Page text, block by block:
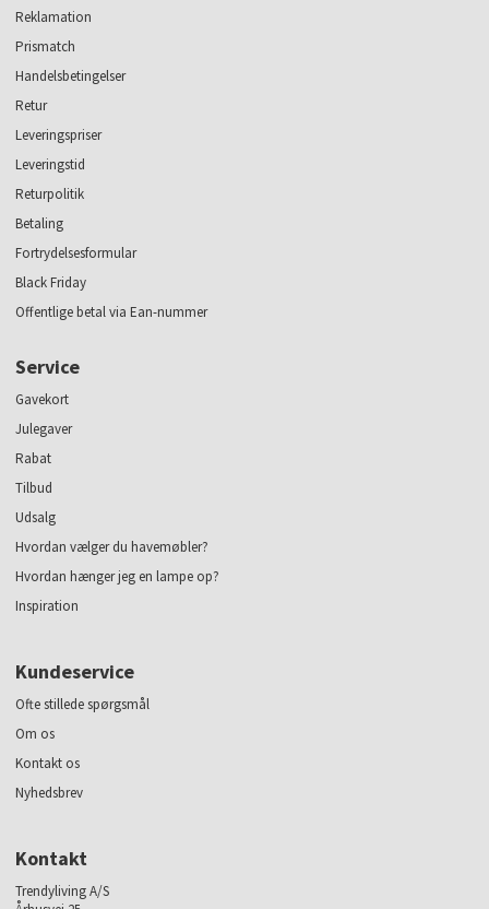
Reklamation
Prismatch
Handelsbetingelser
Retur
Leveringspriser
Leveringstid
Returpolitik
Betaling
Fortrydelsesformular
Black Friday
Offentlige betal via Ean-nummer
Service
Gavekort
Julegaver
Rabat
Tilbud
Udsalg
Hvordan vælger du havemøbler?
Hvordan hænger jeg en lampe op?
Inspiration
Kundeservice
Ofte stillede spørgsmål
Om os
Kontakt os
Nyhedsbrev
Kontakt
Trendyliving A/S